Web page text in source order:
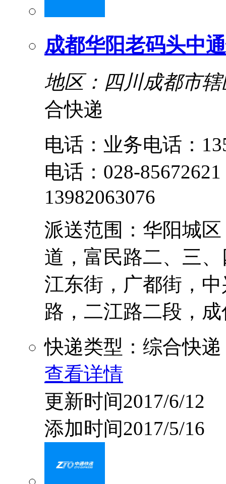
成都华阳老码头中
地区：四川成都市辖
合快递
电话：业务电话：
电话：028-
13982063076
派送范围：华阳城
道，富民路二、三
江东街，广都街，
路，二江路二段，
快递类型：综合快递
查看详情
更新时间2017/6/12
添加时间2017/5/16